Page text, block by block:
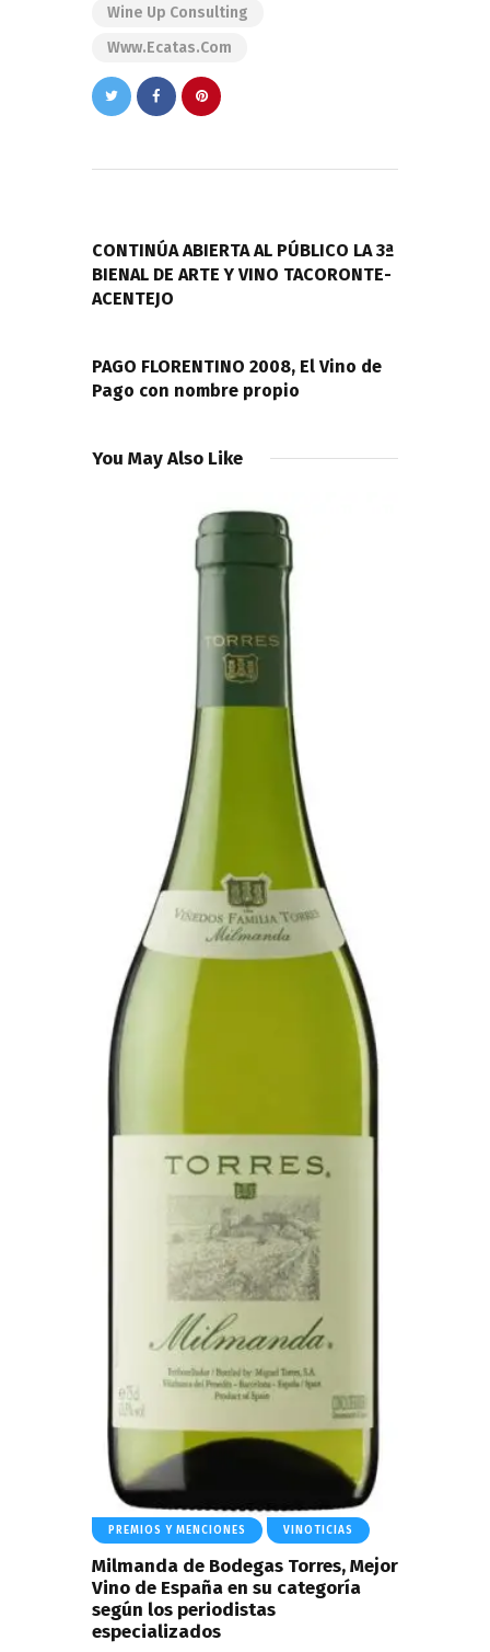
Wine Up Consulting
Www.ecatas.com
entradas
CONTINÚA ABIERTA AL PÚBLICO LA 3ª
BIENAL DE ARTE Y VINO TACORONTE-
ACENTEJO
PAGO FLORENTINO 2008, El Vino de
Pago con nombre propio
You May Also Like
PREMIOS Y MENCIONES VINOTICIAS
Milmanda de Bodegas Torres, Mejor
Vino de España en su categoría
según los periodistas
especializados